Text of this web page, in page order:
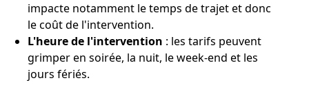
impacte notamment le temps de trajet et donc
le coût de l'intervention.
L'heure de l'intervention : les tarifs peuvent
grimper en soirée, la nuit, le week-end et les
jours fériés.